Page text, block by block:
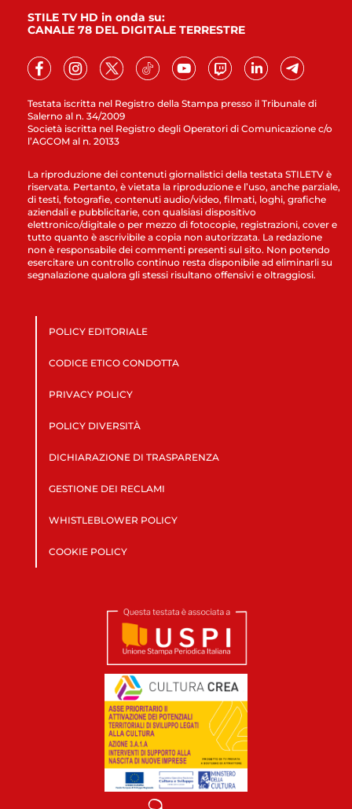
Testata iscritta nel Registro della Stampa presso il Tribunale di
Salerno al n. 34/2009
Società iscritta nel Registro degli Operatori di Comunicazione c/o
l’AGCOM al n. 20133
STILE TV HD in onda su:
CANALE 78 DEL DIGITALE TERRESTRE
La riproduzione dei contenuti giornalistici della testata STILETV è
riservata. Pertanto, è vietata la riproduzione e l’uso, anche parziale,
di testi, fotografie, contenuti audio/video, filmati, loghi, grafiche
aziendali e pubblicitarie, con qualsiasi dispositivo
elettronico/digitale o per mezzo di fotocopie, registrazioni, cover e
tutto quanto è ascrivibile a copia non autorizzata. La redazione
non è responsabile dei commenti presenti sul sito. Non potendo
esercitare un controllo continuo resta disponibile ad eliminarli su
segnalazione qualora gli stessi risultano offensivi e oltraggiosi.
POLICY EDITORIALE
CODICE ETICO CONDOTTA
PRIVACY POLICY
POLICY DIVERSITÀ
DICHIARAZIONE DI TRASPARENZA
GESTIONE DEI RECLAMI
WHISTLEBLOWER POLICY
COOKIE POLICY